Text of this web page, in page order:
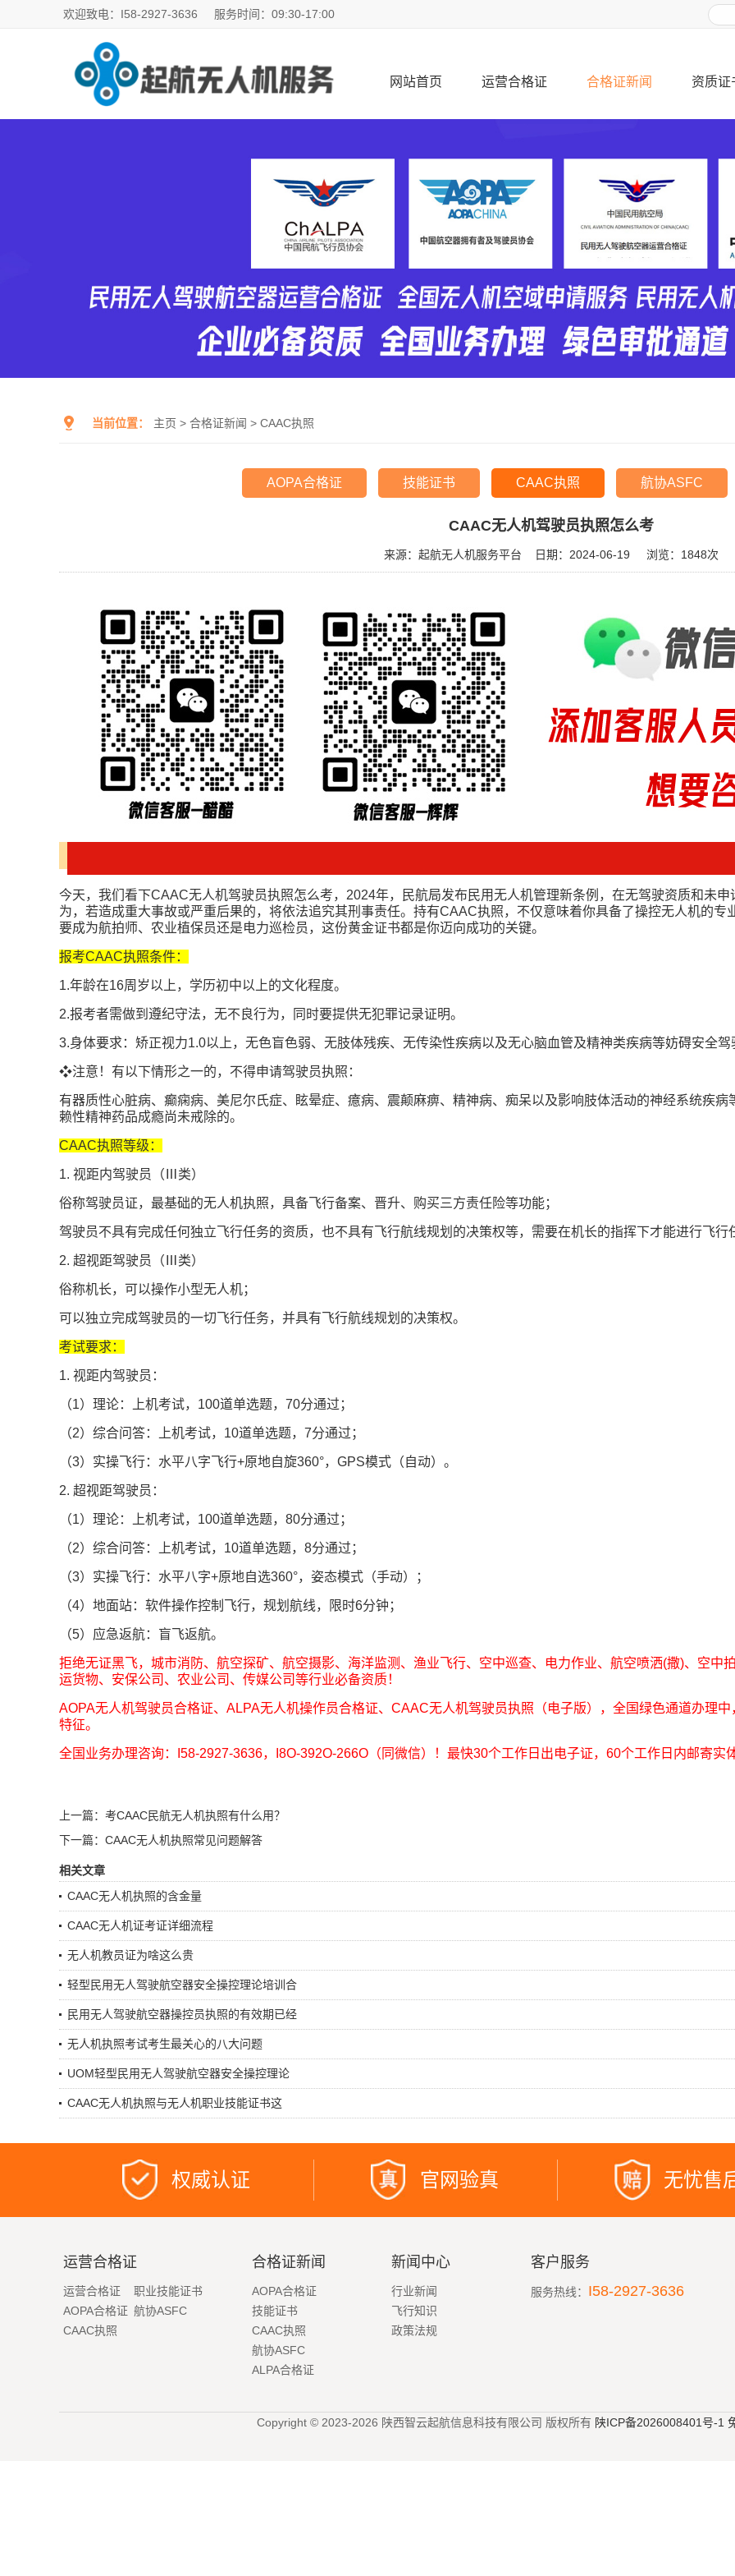
欢迎致电：I58-2927-3636 服务时间：09:30-17:00
网站首页 运营合格证 合格证新闻 资质证
当前位置： 主页 > 合格证新闻 > CAAC执照
AOPA合格证 技能证书 CAAC执照 航协ASFC
CAAC无人机驾驶员执照怎么考
来源：起航无人机服务平台 日期：2024-06-19 浏览： 1848次
今天，我们看下CAAC无人机驾驶员执照怎么考，2024年，民航局发布民用无人机管理新条例，在无驾驶资质和未
为，若造成重大事故或严重后果的，将依法追究其刑事责任。持有CAAC执照，不仅意味着你具备了操控无人机的
要成为航拍师、农业植保员还是电力巡检员，这份黄金证书都是你迈向成功的关键。
报考CAAC执照条件：
1.年龄在16周岁以上，学历初中以上的文化程度。
2.报考者需做到遵纪守法，无不良行为，同时要提供无犯罪记录证明。
3.身体要求：矫正视力1.0以上，无色盲色弱、无肢体残疾、无传染性疾病以及无心脑血管及精神类疾病等妨碍安全
❖注意！有以下情形之一的，不得申请驾驶员执照：
有器质性心脏病、癫痫病、美尼尔氏症、眩晕症、癔病、震颠麻痹、精神病、痴呆以及影响肢体活动的神经系统疾
赖性精神药品成瘾尚未戒除的。
CAAC执照等级：
1. 视距内驾驶员（Ⅲ类）
俗称驾驶员证，最基础的无人机执照，具备飞行备案、晋升、购买三方责任险等功能；
驾驶员不具有完成任何独立飞行任务的资质，也不具有飞行航线规划的决策权等，需要在机长的指挥下才能进行飞行
2. 超视距驾驶员（Ⅲ类）
俗称机长，可以操作小型无人机；
可以独立完成驾驶员的一切飞行任务，并具有飞行航线规划的决策权。
考试要求：
1. 视距内驾驶员：
（1）理论：上机考试，100道单选题，70分通过；
（2）综合问答：上机考试，10道单选题，7分通过；
（3）实操飞行：水平八字飞行+原地自旋360°，GPS模式（自动）。
2. 超视距驾驶员：
（1）理论：上机考试，100道单选题，80分通过；
（2）综合问答：上机考试，10道单选题，8分通过；
（3）实操飞行：水平八字+原地自选360°，姿态模式（手动）；
（4）地面站：软件操作控制飞行，规划航线，限时6分钟；
（5）应急返航：盲飞返航。
拒绝无证黑飞，城市消防、航空探矿、航空摄影、海洋监测、渔业飞行、空中巡查、电力作业、航空喷洒(撒)、空中
运货物、安保公司、农业公司、传媒公司等行业必备资质！
AOPA无人机驾驶员合格证、ALPA无人机操作员合格证、CAAC无人机驾驶员执照（电子版），全国绿色通道办理
特征。
全国业务办理咨询：I58-2927-3636，I8O-392O-266O（同微信）！最快30个工作日出电子证，60个工作日内邮寄实
上一篇：考CAAC民航无人机执照有什么用？
下一篇：CAAC无人机执照常见问题解答
相关文章
CAAC无人机执照的含金量
CAAC无人机证考证详细流程
无人机教员证为啥这么贵
轻型民用无人驾驶航空器安全操控理论培训合
民用无人驾驶航空器操控员执照的有效期已经
无人机执照考试考生最关心的八大问题
UOM轻型民用无人驾驶航空器安全操控理论
CAAC无人机执照与无人机职业技能证书这
权威认证 官网验真 无忧售
运营合格证
运营合格证
职业技能证书
AOPA合格证 航协ASFC
CAAC执照
合格证新闻
AOPA合格证
技能证书
CAAC执照
航协ASFC
ALPA合格证
新闻中心
行业新闻
飞行知识
政策法规
客户服务
服务热线： I58-2927-3636
Copyright © 2023-2026 陕西智云起航信息科技有限公司 版权所有 陕ICP备2026008401号-1